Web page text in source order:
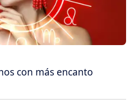
con más encanto